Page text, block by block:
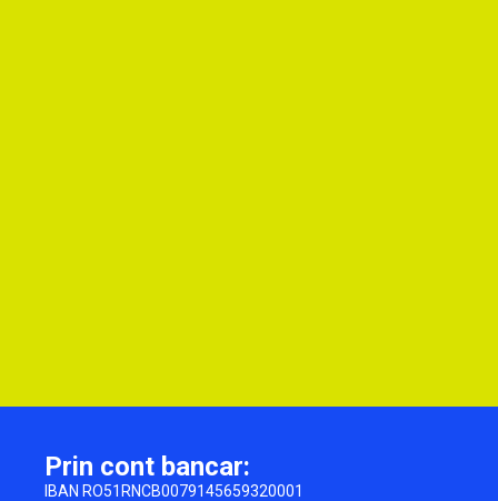
Prin cont bancar:
IBAN RO51RNCB0079145659320001